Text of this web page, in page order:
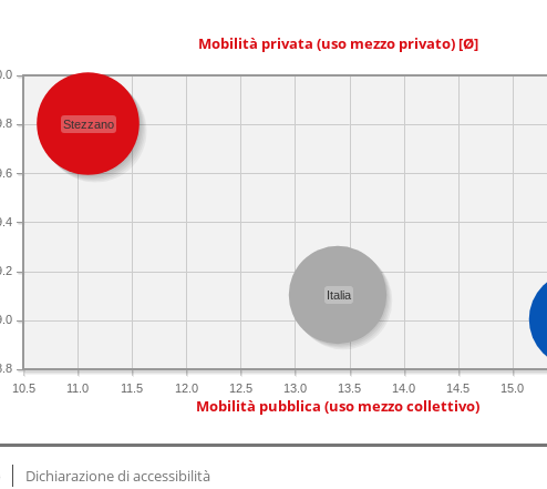
Mobilità privata (uso mezzo privato) [Ø]
10.5 11.0 11.5 12.0 12.5 13.0 13.5 14.0 14.5 15.0
Stezzano
Italia
Mobilità pubblica (uso mezzo collettivo)
Dichiarazione di accessibilità